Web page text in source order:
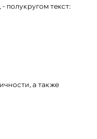
полукругом текст: